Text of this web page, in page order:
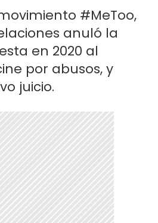
#MeToo,
anuló la
en 2020 al
por abusos, y
juicio.